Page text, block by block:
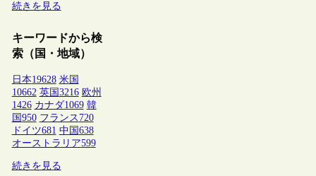
続きを見る
キーワードから検
索（国・地域）
日本19628 米国
10662 英国 3216 欧州
1426 カナダ1069 韓
国 950 フランス 720
ドイツ681 中国 638
オーストラリア599
続きを見る